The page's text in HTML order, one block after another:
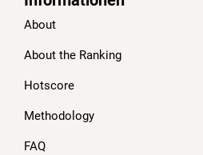
About
About the Ranking
Hotscore
Methodology
FAQ